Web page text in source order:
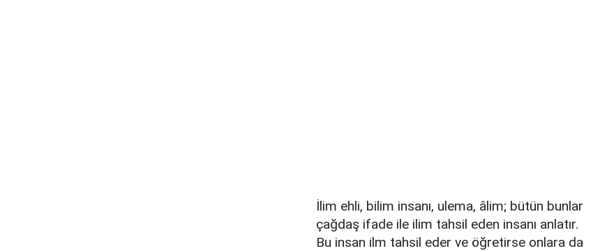
İlim ehli, bilim insanı, ulema, âlim; bütün bunlar
çağdaş ifade ile ilim tahsil eden insanı anlatır.
Bu insan ilm tahsil eder ve öğretirse onlara da